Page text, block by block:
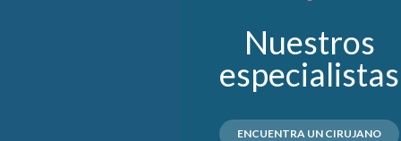
Nuestros
especialistas
ENCUENTRA UN CIRUJANO